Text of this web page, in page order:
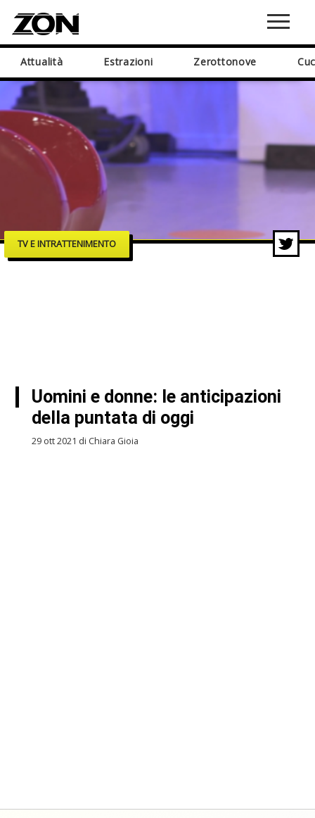
Attualità Estrazioni Zerottonove
TV E INTRATTENIMENTO
Uomini e donne: le anticipazioni
della puntata di oggi
29 ott 2021 di Chiara Gioia